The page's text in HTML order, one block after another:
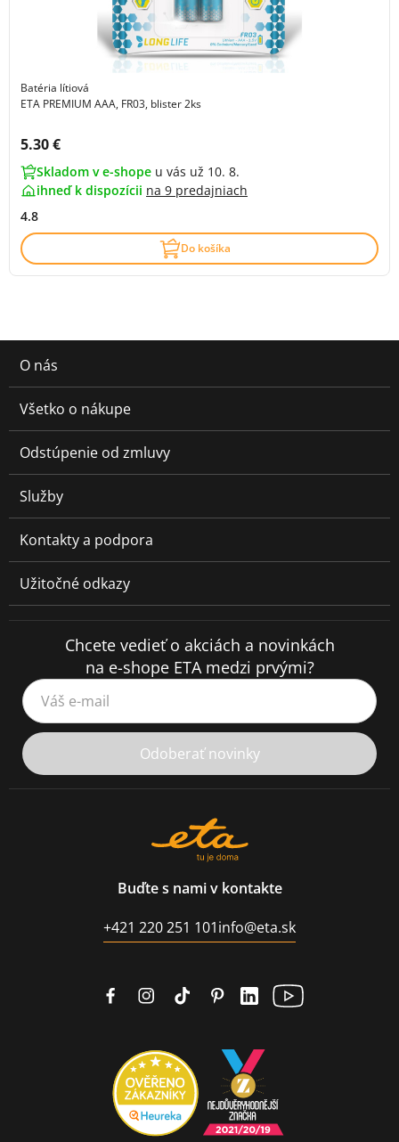
Batéria lítiová
ETA PREMIUM AAA, FR03, blister 2ks
Cena s DPH:
5.30 €
Skladom v e-shope u vás už 10. 8.
ihneď k dispozícii na 9 predajniach
4.8
Do košíka
O nás
Všetko o nákupe
Odstúpenie od zmluvy
Služby
Kontakty a podpora
Užitočné odkazy
Chcete vedieť o akciách a novinkách
na e-shope ETA medzi prvými?
Váš e-mail
Odoberať novinky
Buďte s nami v kontakte
+421 220 251 101info@eta.sk